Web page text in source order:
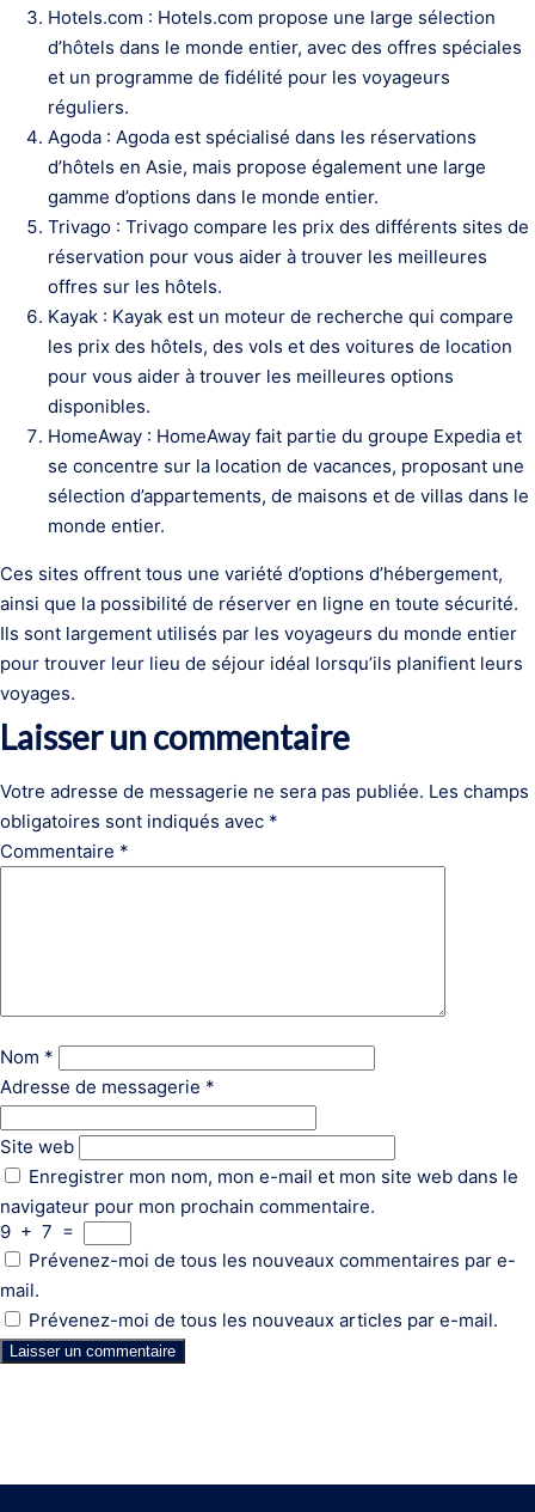
Hotels.com : Hotels.com propose une large sélection
d’hôtels dans le monde entier, avec des offres spéciales
et un programme de fidélité pour les voyageurs
réguliers.
Agoda : Agoda est spécialisé dans les réservations
d’hôtels en Asie, mais propose également une large
gamme d’options dans le monde entier.
Trivago : Trivago compare les prix des différents sites de
réservation pour vous aider à trouver les meilleures
offres sur les hôtels.
Kayak : Kayak est un moteur de recherche qui compare
les prix des hôtels, des vols et des voitures de location
pour vous aider à trouver les meilleures options
disponibles.
HomeAway : HomeAway fait partie du groupe Expedia et
se concentre sur la location de vacances, proposant une
sélection d’appartements, de maisons et de villas dans le
monde entier.
Ces sites offrent tous une variété d’options d’hébergement,
ainsi que la possibilité de réserver en ligne en toute sécurité.
Ils sont largement utilisés par les voyageurs du monde entier
pour trouver leur lieu de séjour idéal lorsqu’ils planifient leurs
voyages.
Laisser un commentaire
Votre adresse de messagerie ne sera pas publiée. Les champs
obligatoires sont indiqués avec *
Commentaire *
Nom *
Adresse de messagerie *
Site web
Enregistrer mon nom, mon e-mail et mon site web dans le
navigateur pour mon prochain commentaire.
9 + 7 =
Prévenez-moi de tous les nouveaux commentaires par e-
mail.
Prévenez-moi de tous les nouveaux articles par e-mail.